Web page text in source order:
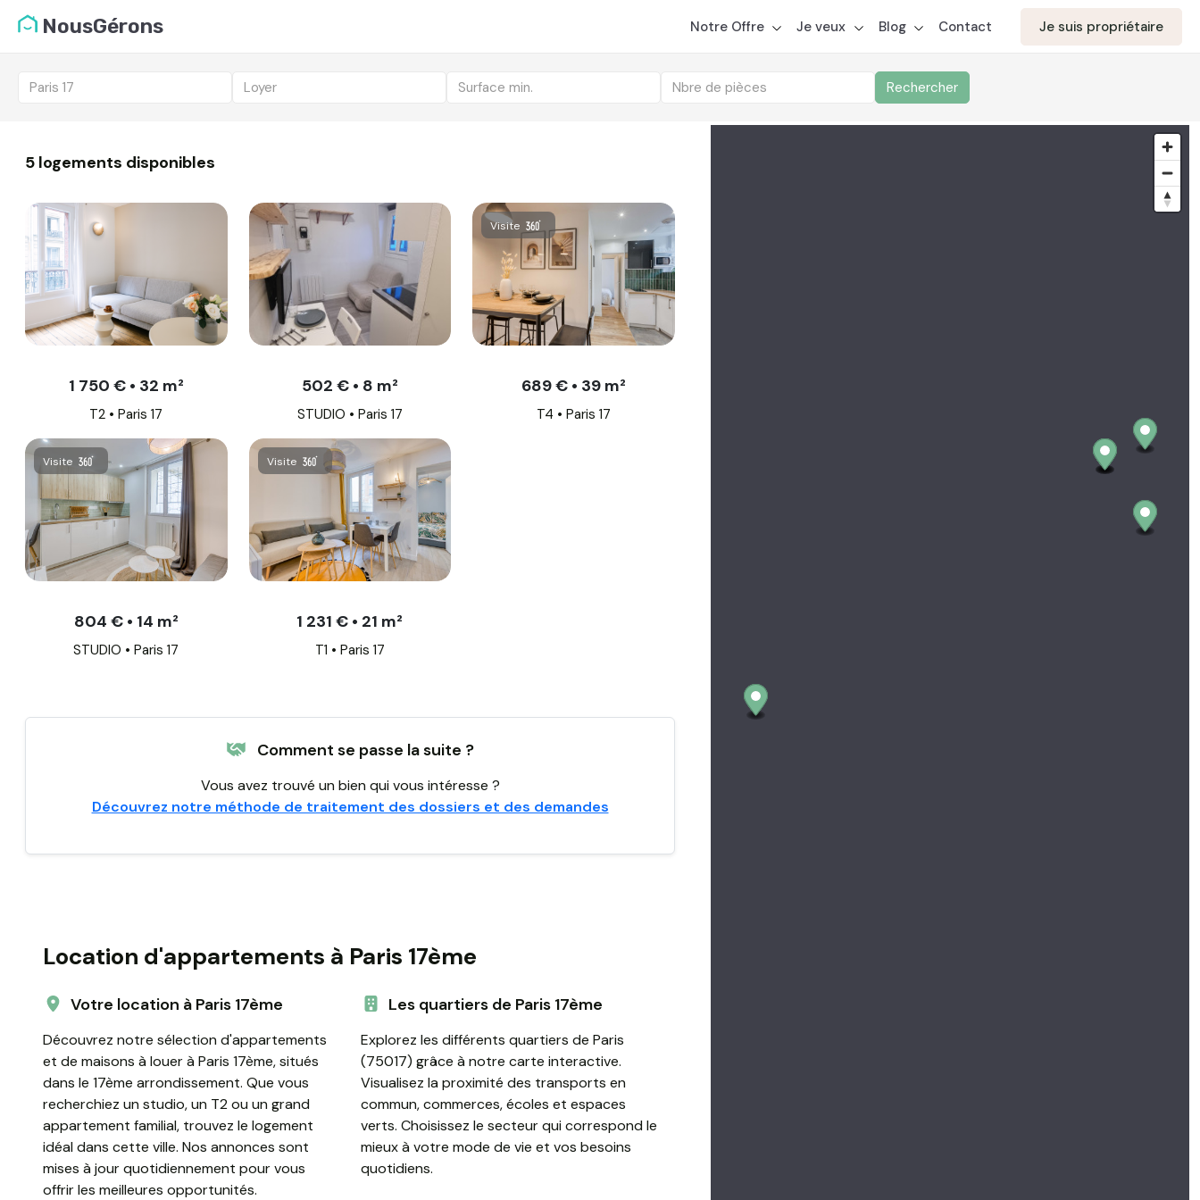
NousGérons Notre Offre Je veux Blog Contact Je suis propriétaire
Paris 17 Loyer Surface min. Nbre de pièces Rechercher
Liste des logements disponiblesDécouvrez comment NousGérons étudie et traite votre candidature
5 logements disponibles
1 750 € • 32 m²
T2 • Paris 17
502 € • 8 m²
STUDIO • Paris 17
Visite
689 € • 39 m²
T4 • Paris 17
Visite
804 € • 14 m²
STUDIO • Paris 17
Visite
1 231 € • 21 m²
T1 • Paris 17
Comment se passe la suite ?
Vous avez trouvé un bien qui vous intéresse ?
Découvrez notre méthode de traitement des dossiers et des demandes
Location d'appartements à Paris 17ème
Votre location à Paris 17ème
Découvrez notre sélection d'appartements
et de maisons à louer à Paris 17ème, situés
dans le 17ème arrondissement. Que vous
recherchiez un studio, un T2 ou un grand
appartement familial, trouvez le logement
idéal dans cette ville. Nos annonces sont
mises à jour quotidiennement pour vous
offrir les meilleures opportunités.
Les quartiers de Paris 17ème
Explorez les différents quartiers de Paris
(75017) grâce à notre carte interactive.
Visualisez la proximité des transports en
commun, commerces, écoles et espaces
verts. Choisissez le secteur qui correspond le
mieux à votre mode de vie et vos besoins
quotidiens.